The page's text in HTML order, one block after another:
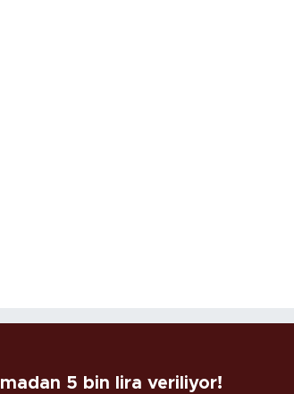
5 bin lira veriliyor!